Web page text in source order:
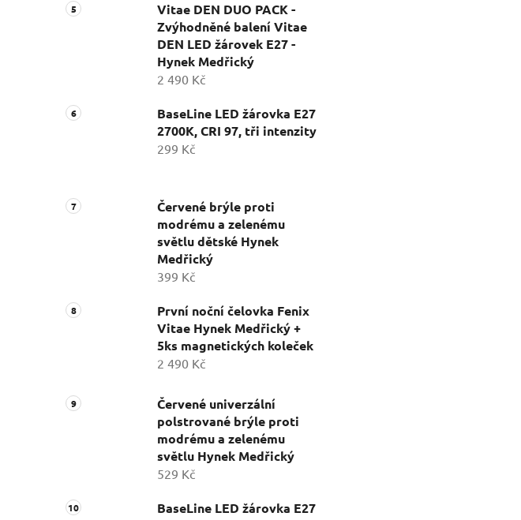
Vitae DEN DUO PACK -
Zvýhodněné balení Vitae
DEN LED žárovek E27 -
Hynek Medřický
2 490 Kč
BaseLine LED žárovka E27
2700K, CRI 97, tři intenzity
299 Kč
Červené brýle proti
modrému a zelenému
světlu dětské Hynek
Medřický
399 Kč
První noční čelovka Fenix
Vitae Hynek Medřický +
5ks magnetických koleček
2 490 Kč
Červené univerzální
polstrované brýle proti
modrému a zelenému
světlu Hynek Medřický
529 Kč
BaseLine LED žárovka E27